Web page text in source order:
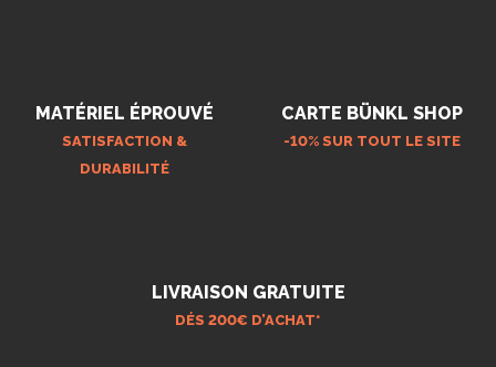
MATÉRIEL ÉPROUVÉ
SATISFACTION &
DURABILITÉ
CARTE BÜNKL SHOP
-10% SUR TOUT LE SITE
LIVRAISON GRATUITE
DÉS 200€ D’ACHAT*